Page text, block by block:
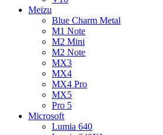
Meizu
Blue Charm Metal
M1 Note
M2 Mini
M2 Note
MX3
MX4
MX4 Pro
MX5
Pro 5
Microsoft
Lumia 640